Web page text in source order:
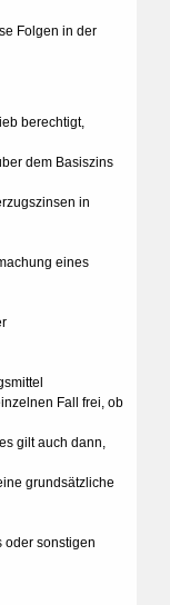
Folgen in der
berechtigt,
dem Basiszins
in
eines
Fall frei, ob
gilt auch dann,
grundsätzliche
oder sonstigen